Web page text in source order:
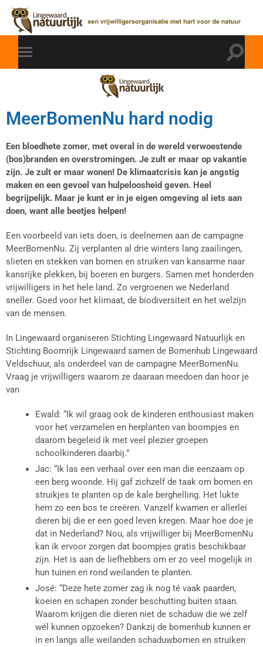
MeerBomenNu hard nodig
Een bloedhete zomer, met overal in de wereld verwoestende
(bos)branden en overstromingen. Je zult er maar op vakantie
zijn. Je zult er maar wonen! De klimaatcrisis kan je angstig
maken en een gevoel van hulpeloosheid geven. Heel
begrijpelijk. Maar je kunt er in je eigen omgeving al iets aan
doen, want alle beetjes helpen!
Een voorbeeld van iets doen, is deelnemen aan de campagne
MeerBomenNu. Zij verplanten al drie winters lang zaailingen,
slieten en stekken van bomen en struiken van kansarme naar
kansrijke plekken, bij boeren en burgers. Samen met honderden
vrijwilligers in het hele land. Zo vergroenen we Nederland
sneller. Goed voor het klimaat, de biodiversiteit en het welzijn
van de mensen.
In Lingewaard organiseren Stichting Lingewaard Natuurlijk en
Stichting Boomrijk Lingewaard samen de Bomenhub Lingewaard
Veldschuur, als onderdeel van de campagne MeerBomenNu.
Vraag je vrijwilligers waarom ze daaraan meedoen dan hoor je
van
Ewald: “Ik wil graag ook de kinderen enthousiast maken
voor het verzamelen en herplanten van boompjes en
daarom begeleid ik met veel plezier groepen
schoolkinderen daarbij.”
Jac: “Ik las een verhaal over een man die eenzaam op
een berg woonde. Hij gaf zichzelf de taak om bomen en
struikjes te planten op de kale berghelling. Het lukte
hem zo een bos te creëren. Vanzelf kwamen er allerlei
dieren bij die er een goed leven kregen. Maar hoe doe je
dat in Nederland? Nou, als vrijwilliger bij MeerBomenNu
kan ik ervoor zorgen dat boompjes gratis beschikbaar
zijn. Het is aan de liefhebbers om er zo veel mogelijk in
hun tuinen en rond weilanden te planten.
José: “Deze hete zomer zag ik nog té vaak paarden,
koeien en schapen zonder beschutting buiten staan.
Waarom krijgen die dieren niet de schaduw die we zelf
wél kunnen opzoeken? Dankzij de bomenhub kunnen er
in en langs alle weilanden schaduwbomen en struiken